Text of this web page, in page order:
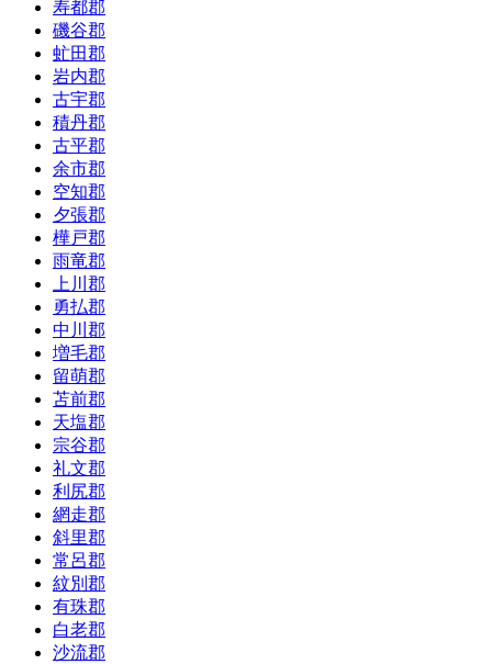
寿都郡
磯谷郡
虻田郡
岩内郡
古宇郡
積丹郡
古平郡
余市郡
空知郡
夕張郡
樺戸郡
雨竜郡
上川郡
勇払郡
中川郡
増毛郡
留萌郡
苫前郡
天塩郡
宗谷郡
礼文郡
利尻郡
網走郡
斜里郡
常呂郡
紋別郡
有珠郡
白老郡
沙流郡